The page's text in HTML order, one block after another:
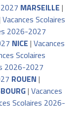
MARSEILLE |
Vacances Scolaires
2026-2027
NICE | Vacances
Scolaires
2026-2027
ROUEN |
| Vacances
Scolaires 2026-